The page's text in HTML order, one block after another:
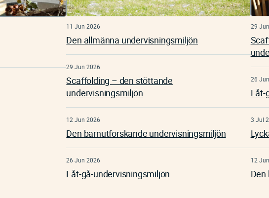
11 Jun 2026
Den allmänna undervisningsmiljön
29 Jun 2026
Scaffolding – den stöttande
undervisningsmiljön
12 Jun 2026
Den barnutforskande undervisningsmiljön
26 Jun 2026
Låt-gå-undervisningsmiljön
29
26
Låt-
3 Jul
12